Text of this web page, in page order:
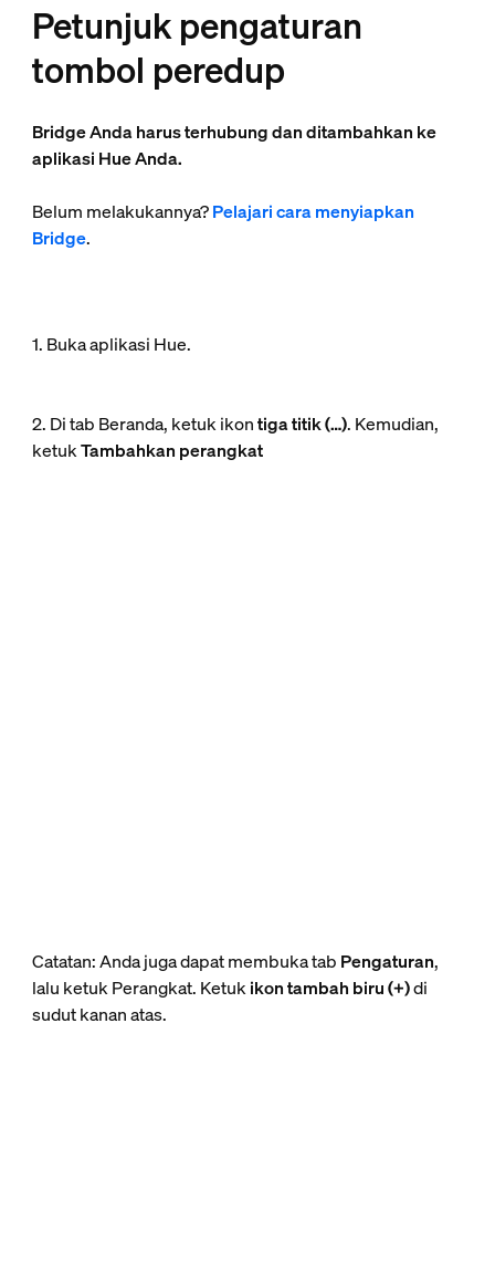
Petunjuk pengaturan
tombol peredup
Bridge Anda harus terhubung dan ditambahkan ke
aplikasi Hue Anda.
Belum melakukannya?Pelajari cara menyiapkan
Bridge.
1. Buka aplikasi Hue.
2. Di tab Beranda, ketuk ikontiga titik (…). Kemudian,
ketukTambahkan perangkat
Catatan: Anda juga dapat membuka tab Pengaturan,
lalu ketuk Perangkat. Ketukikon tambah biru (+)di
sudut kanan atas.